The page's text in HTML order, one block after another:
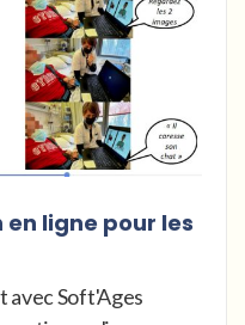
ligne pour les
avec Soft'Ages